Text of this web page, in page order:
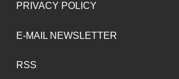
PRIVACY POLICY
E-MAIL NEWSLETTER
RSS